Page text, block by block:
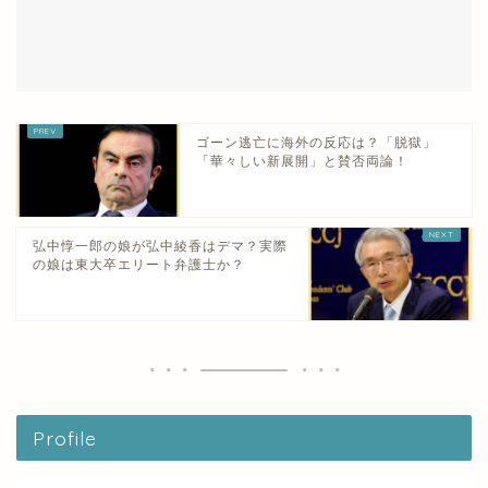
ゴーン逃亡に海外の反応は？「脱獄」
「華々しい新展開」と賛否両論！
弘中惇一郎の娘が弘中綾香はデマ？実際
の娘は東大卒エリート弁護士か？
Profile